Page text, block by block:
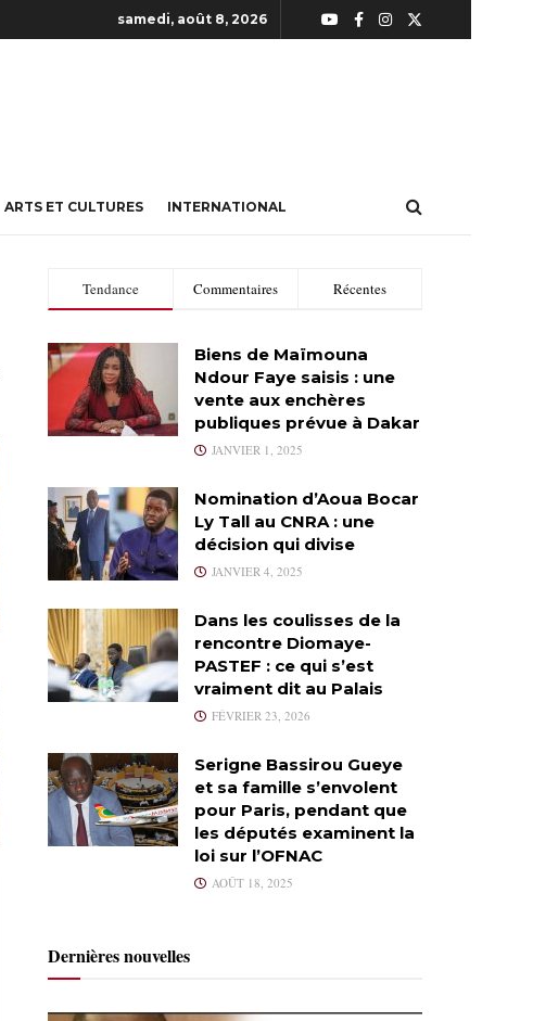
samedi, août 8, 2026
ARTS ET CULTURES INTERNATIONAL
Tendance Commentaires Récentes
Biens de Maïmouna
Ndour Faye saisis : une
vente aux enchères
publiques prévue à Dakar
JANVIER 1, 2025
Nomination d’Aoua Bocar
Ly Tall au CNRA : une
décision qui divise
JANVIER 4, 2025
Dans les coulisses de la
rencontre Diomaye-
PASTEF : ce qui s’est
vraiment dit au Palais
FÉVRIER 23, 2026
Serigne Bassirou Gueye
et sa famille s’envolent
pour Paris, pendant que
les députés examinent la
loi sur l’OFNAC
AOÛT 18, 2025
Dernières nouvelles